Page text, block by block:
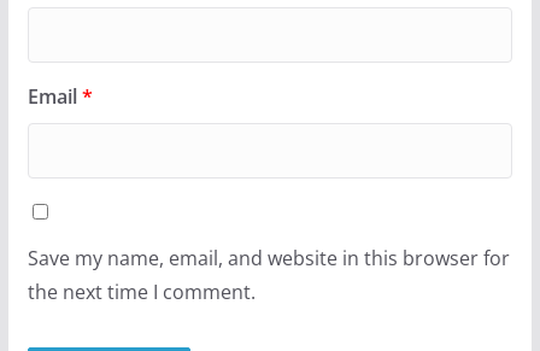
Email*
Save my name, email, and website in this browser for
the next time I comment.